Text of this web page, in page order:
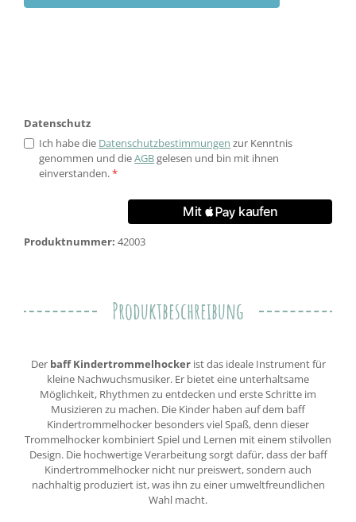
Datenschutz
Ich habe die Datenschutzbestimmungen zur Kenntnis
genommen und dieAGBgelesen und bin mit ihnen
einverstanden.*
Produktnummer: 42003
Produktbeschreibung
Der baff Kindertrommelhockerist das ideale Instrument für
kleine Nachwuchsmusiker. Er bietet eine unterhaltsame
Möglichkeit, Rhythmen zu entdecken und erste Schritte im
Musizieren zu machen. Die Kinder haben auf dem baff
Kindertrommelhocker besonders viel Spaß, denn dieser
Trommelhocker kombiniert Spiel und Lernen mit einem stilvollen
Design. Die hochwertige Verarbeitung sorgt dafür, dass der baff
Kindertrommelhocker nicht nur preiswert, sondern auch
nachhaltig produziert ist, was ihn zu einer umweltfreundlichen
Wahl macht.